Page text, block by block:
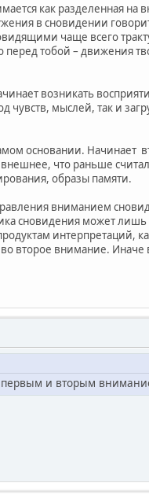
как разделенная
в сновидении
чаще всего
перед тобой – движения
возникать
чувств, мыслей, так и
основании. Начинает
что раньше
образы памяти.
вниманием
сновидения может
интерпретаций,
второе внимание.
и вторым